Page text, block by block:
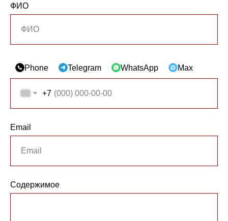
ФИО
Phone Telegram WhatsApp Max
+7
Email
Содержимое